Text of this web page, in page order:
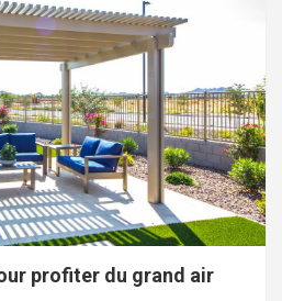
profiter du grand air